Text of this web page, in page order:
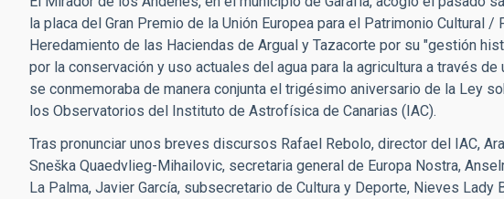
la placa del Gran Premio de la Unión Europea para el Patrimonio Cultural
Heredamiento de las Haciendas de Argual y Tazacorte por su "gestión
por la conservación y uso actuales del agua para la agricultura a través de
se conmemoraba de manera conjunta el trigésimo aniversario de la Ley
los Observatorios del Instituto de Astrofísica de Canarias (IAC).
Tras pronunciar unos breves discursos Rafael Rebolo, director del IAC,
Sneška Quaedvlieg-Mihailovic, secretaria general de Europa Nostra,
La Palma, Javier García, subsecretario de Cultura y Deporte, Nieves